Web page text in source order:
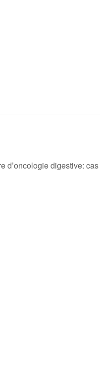
d’oncologie digestive: